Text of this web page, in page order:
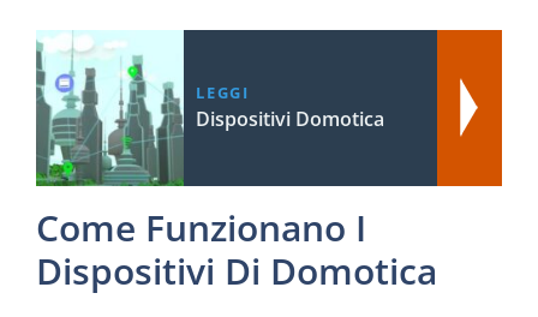
LEGGI
Dispositivi Domotica
Come Funzionano I
Dispositivi Di Domotica